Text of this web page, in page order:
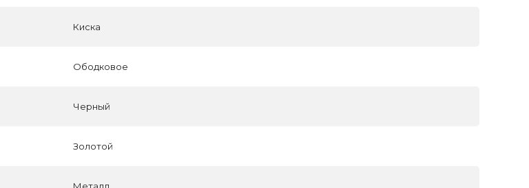
Киска
Ободковое
Черный
Золотой